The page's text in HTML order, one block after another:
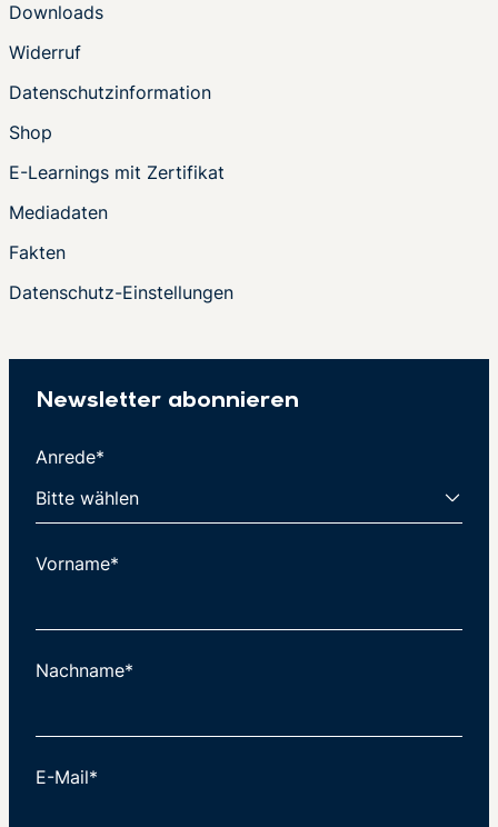
Downloads
Widerruf
Datenschutzinformation
Shop
E-Learnings mit Zertifikat
Mediadaten
Fakten
Datenschutz-Einstellungen
Newsletter abonnieren
Anrede*
Vorname*
Nachname*
E-Mail*